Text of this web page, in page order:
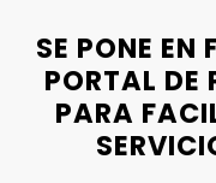
SE PONE EN
PORTAL DE
PARA